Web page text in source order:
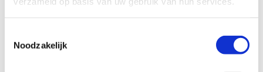
Noodzakelijk
netwerken palliatieve zorg. De middagsymposia
Programma Palliatieve Zorg II (NPPZ II)